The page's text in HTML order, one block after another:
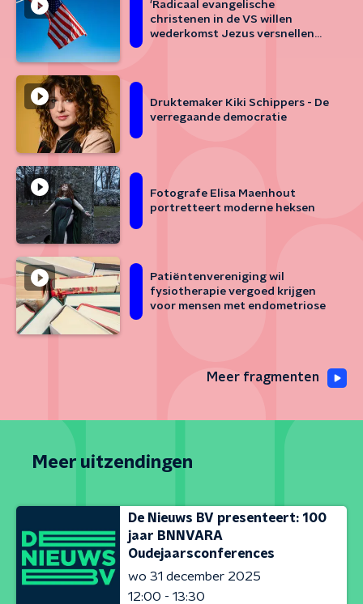
'Radicaal evangelische
christenen in de VS willen
wederkomst Jezus versnellen
Druktemaker Kiki Schippers - De
verregaande democratie
Fotografe Elisa Maenhout
portretteert moderne heksen
Patiëntenvereniging wil
fysiotherapie vergoed krijgen
voor mensen met endometriose
Meer fragmenten
Meer uitzendingen
De Nieuws BV presenteert: 100
jaar BNNVARA
Oudejaarsconferences
wo 31 december 2025
12:00 - 13:30